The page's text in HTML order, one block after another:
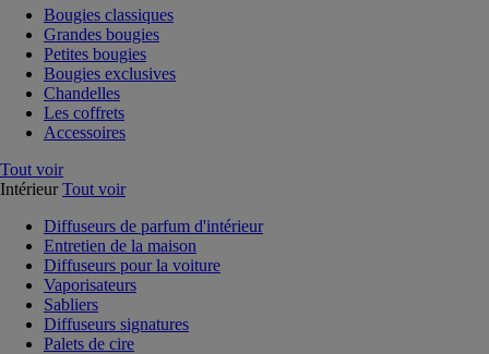
Bougies classiques
Grandes bougies
Petites bougies
Bougies exclusives
Chandelles
Les coffrets
Accessoires
Tout voir
Intérieur Tout voir
Diffuseurs de parfum d'intérieur
Entretien de la maison
Diffuseurs pour la voiture
Vaporisateurs
Sabliers
Diffuseurs signatures
Palets de cire